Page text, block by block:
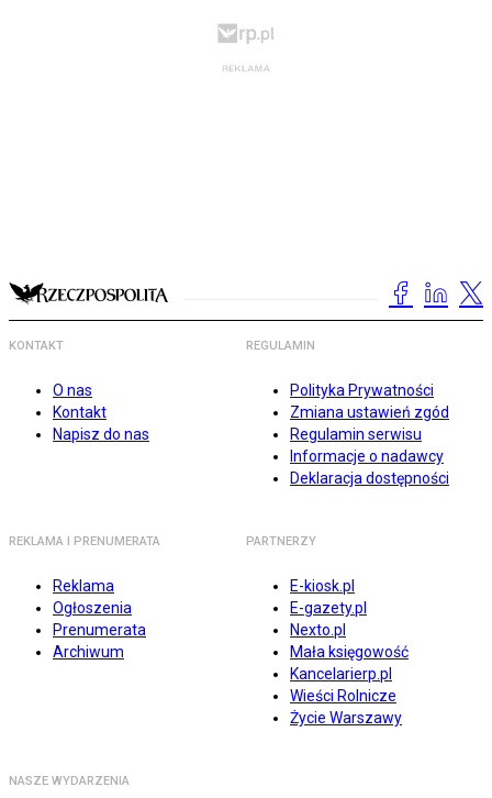
KONTAKT
O nas
Kontakt
Napisz do nas
REGULAMIN
Polityka Prywatności
Zmiana ustawień zgód
Regulamin serwisu
Informacje o nadawcy
Deklaracja dostępności
REKLAMA I PRENUMERATA
Reklama
Ogłoszenia
Prenumerata
Archiwum
PARTNERZY
E-kiosk.pl
E-gazety.pl
Nexto.pl
Mała księgowość
Kancelarierp.pl
Wieści Rolnicze
Życie Warszawy
NASZE WYDARZENIA